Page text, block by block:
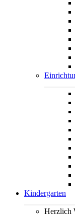
Kindergarten
Herzlich